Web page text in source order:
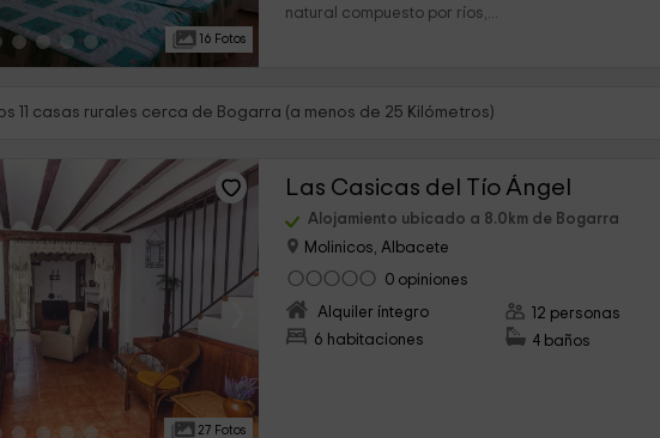
16 Fotos
natural compuesto por ríos,...
11 casas rurales cerca de Bogarra (a menos de 25 Kilómetros)
›
27 Fotos
Las Casicas del Tío Ángel
Alojamiento ubicado a 8.0km de Bogarra
Molinicos, Albacete
0 opiniones
Alquiler íntegro
6 habitaciones
12 personas
4 baños